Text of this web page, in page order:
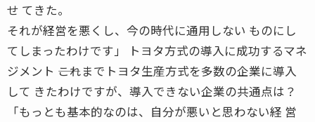
せ てきた。
それが経営を悪くし、今の時代に通用しない ものにし
てしまったわけです」 トヨタ方式の導入に成功するマネ
ジメント ――これまでトヨタ生産方式を多数の企業に導入
して きたわけですが、導入できない企業の共通点は？
「もっとも基本的なのは、自分が悪いと思わない経 営